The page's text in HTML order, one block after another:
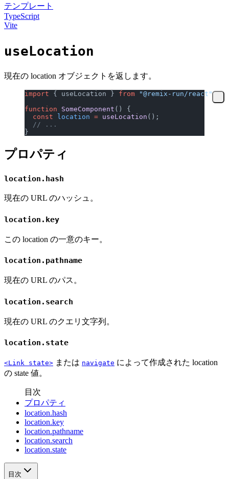
テンプレート
TypeScript
Vite
useLocation
現在の location オブジェクトを返します。
import { useLocation } from "@remix-run/react";
function SomeComponent () {
  const
location = useLocation ();
  // ...
}
プロパティ
location.hash
現在の URL のハッシュ。
location.key
この location の一意のキー。
location.pathname
現在の URL のパス。
location.search
現在の URL のクエリ文字列。
location.state
<Link state> または navigate によって作成された location
の state 値。
目次
プロパティ
location.hash
location.key
location.pathname
location.search
location.state
目次